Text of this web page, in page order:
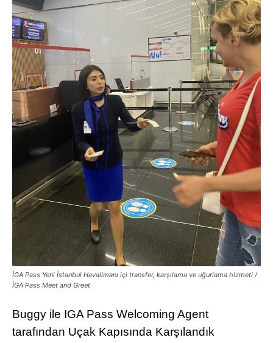
İGA Pass Yeni İstanbul Havalimanı içi transfer, karşılama ve uğurlama hizmeti /
İGA Pass Meet and Greet
Buggy ile IGA Pass Welcoming Agent
tarafından Uçak Kapısında Karşılandık